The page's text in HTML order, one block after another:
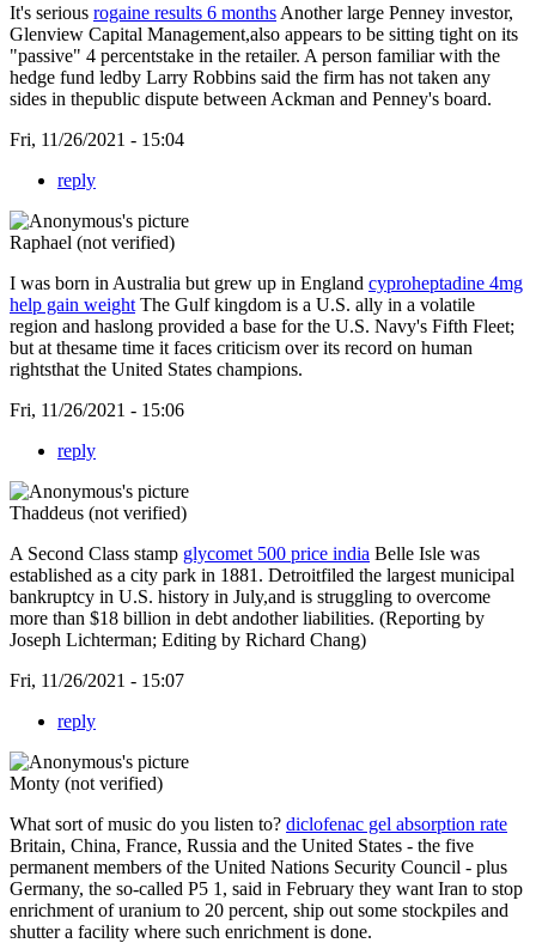
It's serious rogaine results 6 months Another large Penney investor,
Glenview Capital Management,also appears to be sitting tight on its
"passive" 4 percentstake in the retailer. A person familiar with the
hedge fund ledby Larry Robbins said the firm has not taken any
sides in thepublic dispute between Ackman and Penney's board.
Fri, 11/26/2021 - 15:04
reply
Raphael (not verified)
I was born in Australia but grew up in England cyproheptadine 4mg
help gain weight The Gulf kingdom is a U.S. ally in a volatile
region and haslong provided a base for the U.S. Navy's Fifth Fleet;
but at thesame time it faces criticism over its record on human
rightsthat the United States champions.
Fri, 11/26/2021 - 15:06
reply
Thaddeus (not verified)
A Second Class stamp glycomet 500 price india Belle Isle was
established as a city park in 1881. Detroitfiled the largest municipal
bankruptcy in U.S. history in July,and is struggling to overcome
more than $18 billion in debt andother liabilities. (Reporting by
Joseph Lichterman; Editing by Richard Chang)
Fri, 11/26/2021 - 15:07
reply
Monty (not verified)
What sort of music do you listen to? diclofenac gel absorption rate
Britain, China, France, Russia and the United States - the five
permanent members of the United Nations Security Council - plus
Germany, the so-called P5 1, said in February they want Iran to stop
enrichment of uranium to 20 percent, ship out some stockpiles and
shutter a facility where such enrichment is done.